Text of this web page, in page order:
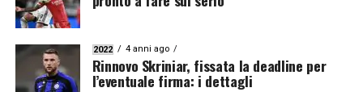
2022 4 anni ago
Rinnovo Skriniar, fissata la deadline per
l’eventuale firma: i dettagli